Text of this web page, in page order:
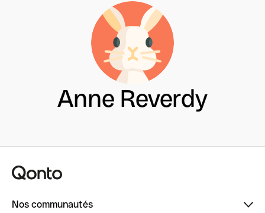
Anne Reverdy
Nos communautés